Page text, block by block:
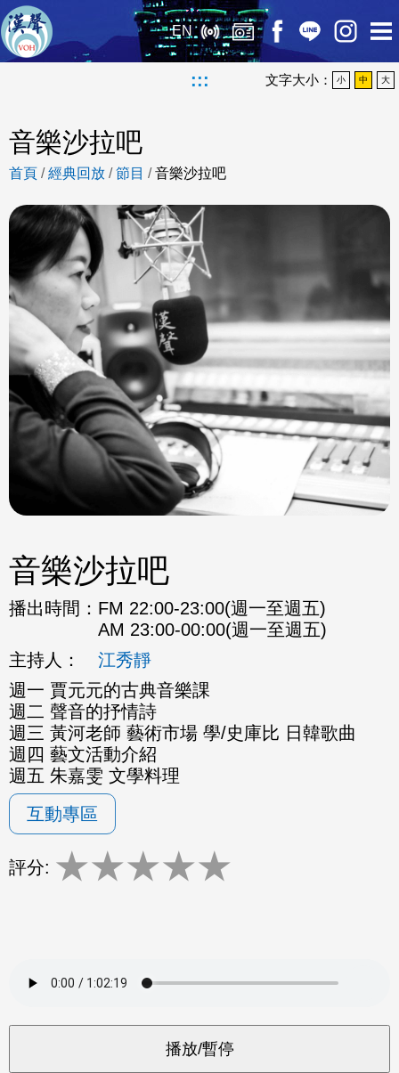
EN
::: 文字大小： 小 中 大
音樂沙拉吧
首頁 /經典回放 /節目 /音樂沙拉吧
音樂沙拉吧
播出時間： FM 22:00-23:00(週一至週五)
AM 23:00-00:00(週一至週五)
主持人：
江秀靜
週一 賈元元的古典音樂課
週二 聲音的抒情詩
週三 黃河老師 藝術市場 學/史庫比 日韓歌曲
週四 藝文活動介紹
週五 朱嘉雯 文學料理
互動專區
評分: ★★★★★